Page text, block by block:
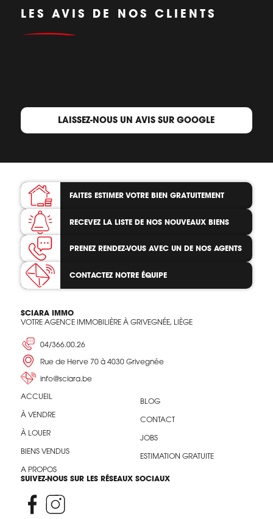
LES AVIS DE NOS CLIENTS
LAISSEZ-NOUS UN AVIS SUR GOOGLE
FAITES ESTIMER VOTRE BIEN GRATUITEMENT
RECEVEZ LA LISTE DE NOS NOUVEAUX BIENS
PRENEZ RENDEZ-VOUS AVEC UN DE NOS AGENTS
CONTACTEZ NOTRE ÉQUIPE
SCIARA IMMO
VOTRE AGENCE IMMOBILIÈRE À GRIVEGNÉE, LIÈGE
04/366.00.26
Rue de Herve 70 à 4030 Grivegnée
info@sciara.be
ACCUEIL
À VENDRE
À LOUER
BIENS VENDUS
A PROPOS
BLOG
CONTACT
JOBS
ESTIMATION GRATUITE
SUIVEZ-NOUS SUR LES RÉSEAUX SOCIAUX